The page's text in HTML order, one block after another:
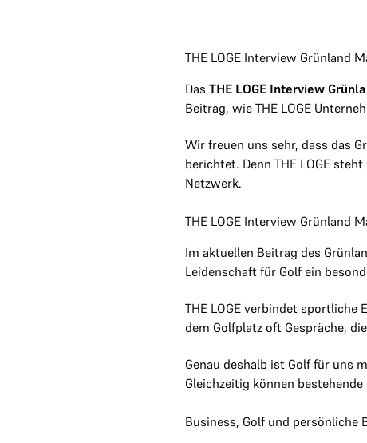
THE LOGE Interview Grünland
Das THE LOGE Interview
Beitrag, wie THE LOGE
Wir freuen uns sehr, dass das
berichtet. Denn THE LOGE
Netzwerk.
THE LOGE Interview Grünland
Im aktuellen Beitrag des
Leidenschaft für Golf ein
THE LOGE verbindet
dem Golfplatz oft Gespräche,
Genau deshalb ist Golf für uns
Gleichzeitig können
Business, Golf und persönliche